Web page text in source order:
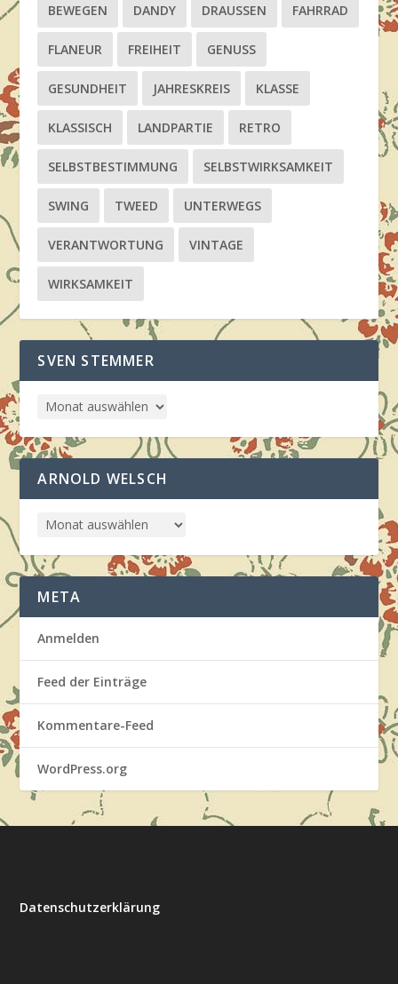
BEWEGEN DANDY DRAUSSEN FAHRRAD
FLANEUR FREIHEIT GENUSS
GESUNDHEIT JAHRESKREIS KLASSE
KLASSISCH LANDPARTIE RETRO
SELBSTBESTIMMUNG SELBSTWIRKSAMKEIT
SWING TWEED UNTERWEGS
VERANTWORTUNG VINTAGE
WIRKSAMKEIT
SVEN STEMMER
ARNOLD WELSCH
META
Anmelden
Feed der Einträge
Kommentare-Feed
WordPress.org
Datenschutzerklärung